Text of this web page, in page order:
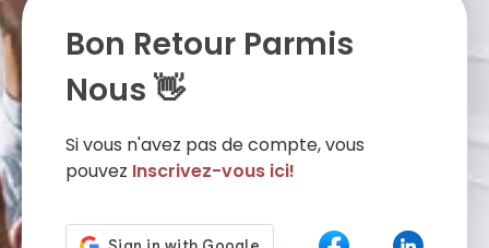
Bon Retour Parmis
Nous 👋
Si vous n'avez pas de compte, vous
pouvez Inscrivez-vous ici!